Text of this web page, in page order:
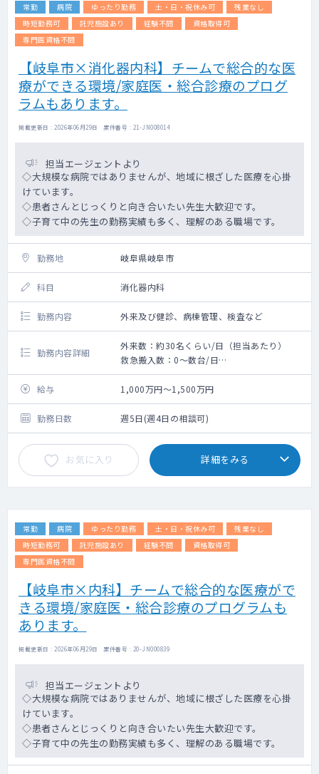
常勤 病院 ゆったり勤務 土・日・祝休み可
残業なし
時短勤務可
託児施設あり 経験不問
資格取得可
専門医資格不問
【岐阜市×消化器内科】チームで総合的な医
療ができる環境/家庭医・総合診療のプログ
ラムもあります。
掲載更新日 : 2026年06月29日 案件番号 : 21-JN008014
担当エージェントより
◇大規模な病院ではありませんが、地域に根ざした医療を心掛
けています。
◇患者さんとじっくりと向き合いたい先生大歓迎です。
◇子育て中の先生の勤務実績も多く、理解のある職場です。
勤務地 岐阜県岐阜市
科目 消化器内科
勤務内容 外来及び健診、病棟管理、検査など
勤務内容詳細
外来数：約30名くらい/日（担当あたり）
救急搬入数：0～数台/日
検査内容：内視鏡、CT、エコーなど
◇時短の勤務等も可能です。
◇子育て中の先生の勤務実績も多く、理解の
ある職場です。
◇検査：上部・下部内視鏡検査（2～3コマ程
度）
給与 1,000万円～1,500万円
勤務日数 週5日(週4日の相談可)
お気に入り 詳細をみる
常勤 病院 ゆったり勤務 土・日・祝休み可
残業なし
時短勤務可
託児施設あり 経験不問
資格取得可
専門医資格不問
【岐阜市×内科】チームで総合的な医療がで
きる環境/家庭医・総合診療のプログラムも
あります。
掲載更新日 : 2026年06月29日 案件番号 : 20-JN000839
担当エージェントより
◇大規模な病院ではありませんが、地域に根ざした医療を心掛
けています。
◇患者さんとじっくりと向き合いたい先生大歓迎です。
◇子育て中の先生の勤務実績も多く、理解のある職場です。